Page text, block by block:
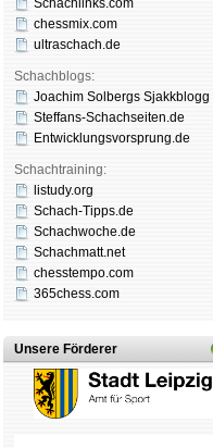
Schachlinks.com
chessmix.com
ultraschach.de
Schachblogs:
Joachim Solbergs Sjakkblogg
Steffans-Schachseiten.de
Entwicklungsvorsprung.de
Schachtraining:
listudy.org
Schach-Tipps.de
Schachwoche.de
Schachmatt.net
chesstempo.com
365chess.com
Unsere Förderer